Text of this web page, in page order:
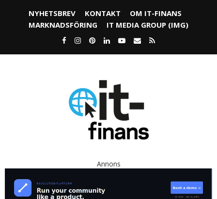
NYHETSBREV KONTAKT
OM IT-FINANS
MARKNADSFÖRING
IT MEDIA GROUP (IMG)
Annons